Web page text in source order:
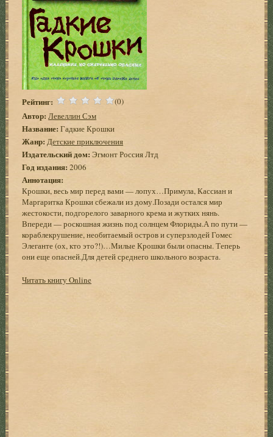
Рейтинг: (0)
Автор: Левеллин Сэм
Название: Гадкие Крошки
Жанр: Детские приключения
Издательский дом: Эгмонт Россия Лтд
Год издания: 2006
Аннотация:
Крошки, весь мир перед вами — лопух…Примула, Кассиан и
Маргаритка Крошки сбежали из дому.Позади остался мир
жестокости, подгорелого заварного крема и жутких нянь.
Впереди — роскошная жизнь под солнцем Флориды.А по пути —
кораблекрушение, необитаемый остров и суперзлодей Гомес
Элеганте (ох, кто это?!)…Милые Крошки были опасны. Теперь
они еще опасней.Для детей среднего школьного возраста.
Читать книгу Online